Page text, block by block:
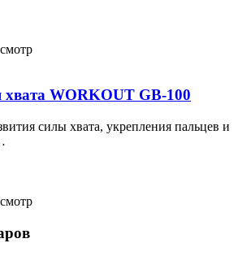
WORKOUT GB-100
силы хвата, укрепления пальцев и